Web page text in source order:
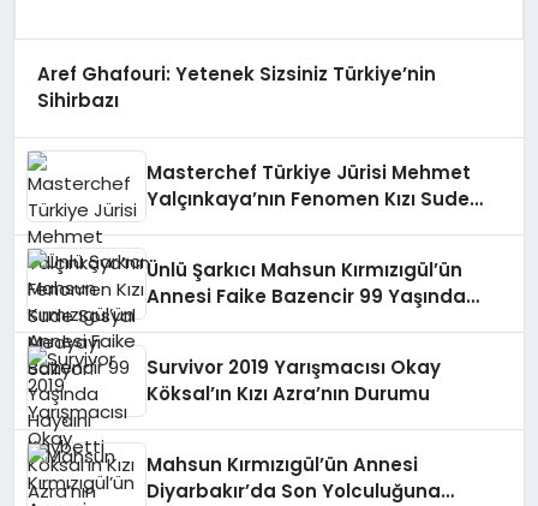
Aref Ghafouri: Yetenek Sizsiniz Türkiye’nin
Sihirbazı
Masterchef Türkiye Jürisi Mehmet
Yalçınkaya’nın Fenomen Kızı Sude
Ünlü Şarkıcı Mahsun Kırmızıgül’ün
Annesi Faike Bazencir 99 Yaşında
Survivor 2019 Yarışmacısı Okay
Köksal’ın Kızı Azra’nın Durumu
Mahsun Kırmızıgül’ün Annesi
Diyarbakır’da Son Yolculuğuna